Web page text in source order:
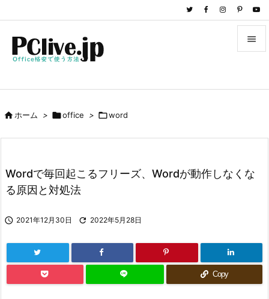

前へ
次へ
ホーム > office > word
Wordで毎回起こるフリーズ、Wordが動作しなくな
る原因と対処法
 2021年12月30日  2022年5月28日
Copy